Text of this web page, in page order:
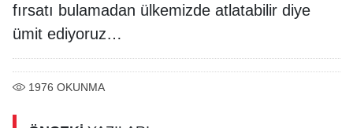
fırsatı bulamadan ülkemizde atlatabilir diye
ümit ediyoruz…
1976 OKUNMA